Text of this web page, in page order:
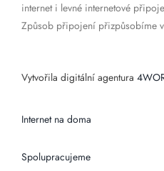
internet i levné internetové
Způsob připojení přizpůsobíme
Vytvořila digitální agentura
Internet na doma
Spolupracujeme